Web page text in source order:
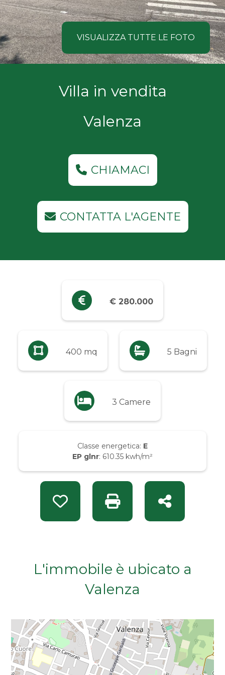
VISUALIZZA TUTTE LE FOTO
Villa in vendita
Valenza
CHIAMACI
CONTATTA L'AGENTE
€ 280.000
400 mq 5 Bagni
3 Camere
Classe energetica: E
EP glnr: 610.35 kwh/m²
Preferiti: Rif. INT 14832Stampa: Rif. INT 14832
Condividi
L'immobile è ubicato a
Valenza
COSA
CERCANO
NOSTRI
Comune
Industriali
Fino a € 5.000
Da € 10.000 a € 20.000
Da € 100.000 a € 200.000
Da € 200.000 a € 400.000
Da € 600.000 a € 800.000
Da € 1.000.000 a € 2.000.000
Da € 2.000.000 a € 5.000.000